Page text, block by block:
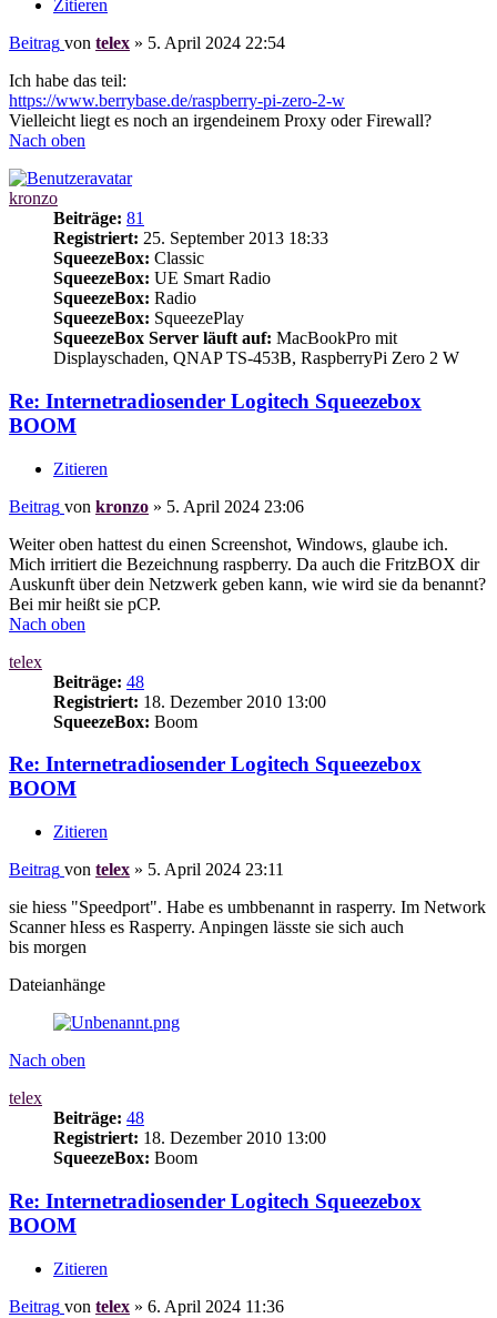
Zitieren
Beitrag von telex » 5. April 2024 22:54
Ich habe das teil:
https://www.berrybase.de/raspberry-pi-zero-2-w
Vielleicht liegt es noch an irgendeinem Proxy oder Firewall?
Nach oben
kronzo
Beiträge: 81
Registriert: 25. September 2013 18:33
SqueezeBox: Classic
SqueezeBox: UE Smart Radio
SqueezeBox: Radio
SqueezeBox: SqueezePlay
SqueezeBox Server läuft auf: MacBookPro mit
Displayschaden, QNAP TS-453B, RaspberryPi Zero 2 W
Re: Internetradiosender Logitech Squeezebox
BOOM
Zitieren
Beitrag von kronzo » 5. April 2024 23:06
Weiter oben hattest du einen Screenshot, Windows, glaube ich.
Mich irritiert die Bezeichnung raspberry. Da auch die FritzBOX dir
Auskunft über dein Netzwerk geben kann, wie wird sie da benannt?
Bei mir heißt sie pCP.
Nach oben
telex
Beiträge: 48
Registriert: 18. Dezember 2010 13:00
SqueezeBox: Boom
Re: Internetradiosender Logitech Squeezebox
BOOM
Zitieren
Beitrag von telex » 5. April 2024 23:11
sie hiess "Speedport". Habe es umbbenannt in rasperry. Im Network
Scanner hIess es Rasperry. Anpingen lässte sie sich auch
bis morgen
Dateianhänge
Nach oben
telex
Beiträge: 48
Registriert: 18. Dezember 2010 13:00
SqueezeBox: Boom
Re: Internetradiosender Logitech Squeezebox
BOOM
Zitieren
Beitrag von telex » 6. April 2024 11:36